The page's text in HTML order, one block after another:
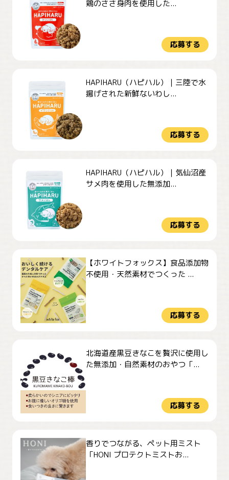
鶏のささ身肉を使用した...
応募する
HAPIHARU（ハピハル）｜三陸で水
揚げされた新鮮ないわし...
応募する
HAPIHARU（ハピハル）｜気仙沼産
サメ肉を使用した無添加...
応募する
【ホワイトフォックス】食品添加物
不使用・天然素材でつくった ...
応募する
北海道産黒豆きなこを贅沢に使用し
た無添加・自然素材のおやつ「...
応募する
香りでつながる、ペット用ミスト
「HONI プロテクトミストお...